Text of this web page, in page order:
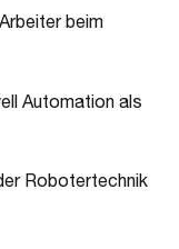
beim
Automation als
Robotertechnik